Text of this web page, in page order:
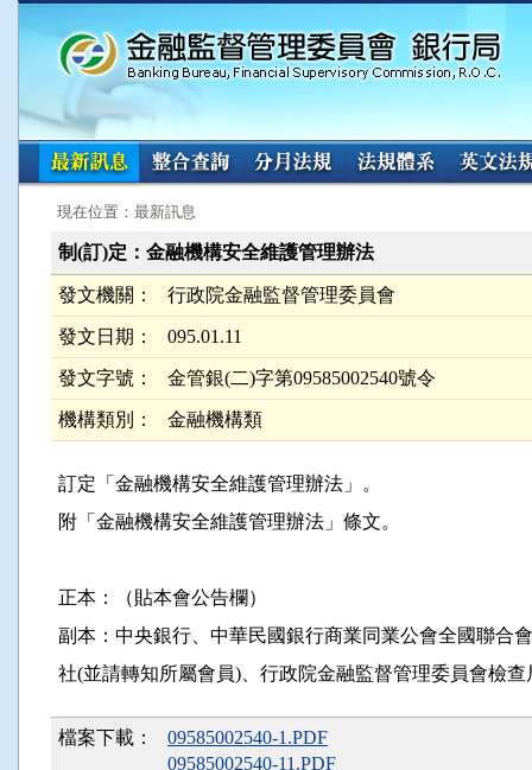
:::
現在位置：最新訊息
制(訂)定：金融機構安全維護管理辦法
發文機關： 行政院金融監督管理委員會
發文日期： 095.01.11
發文字號： 金管銀(二)字第09585002540號令
機構類別： 金融機構類
訂定「金融機構安全維護管理辦法」。
附「金融機構安全維護管理辦法」條文。
正本：（貼本會公告欄）
副本：中央銀行、中華民國銀行商業同業公會全國聯合
社(並請轉知所屬會員)、行政院金融監督管理委員會檢
檔案下載：
09585002540-1.PDF
09585002540-11.PDF